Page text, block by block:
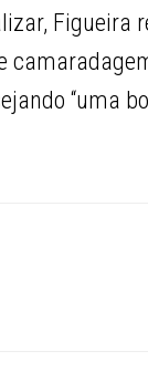
Figueira
“uma